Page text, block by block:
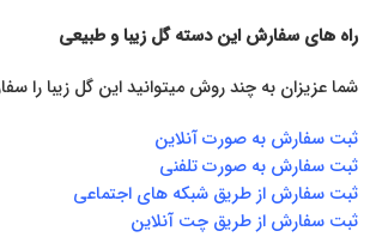
راه های سفارش این دسته گل زیبا و طبیعی
شما عزیزان به چند روش میتوانید این گل زیبا را
ثبت سفارش به صورت آنلاین
ثبت سفارش به صورت تلفنی
ثبت سفارش از طریق شبکه های اجتماعی
ثبت سفارش از طریق چت آنلاین